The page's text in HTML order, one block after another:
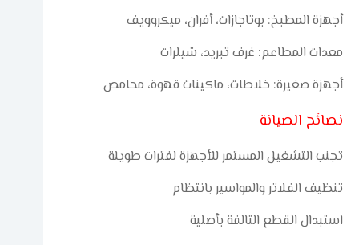
أجهزة المطبخ: بوتاجازات، أفران، ميكروويف
معدات المطاعم: غرف تبريد، شيلرات
أجهزة صغيرة: خلاطات، ماكينات قهوة، محامص
نصائح الصيانة
تجنب التشغيل المستمر للأجهزة لفترات طويلة
تنظيف الفلاتر والمواسير بانتظام
استبدال القطع التالفة بأصلية